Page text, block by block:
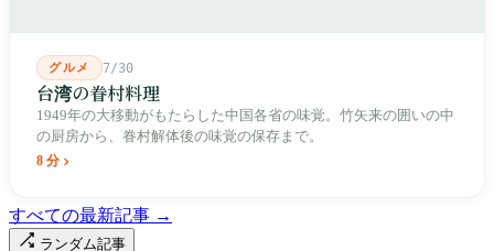
グルメ 7/30
台湾の眷村料理
1949年の大移動がもたらした中国各省の味覚。竹矢来の囲いの中
の厨房から、眷村解体後の味覚の保存まで。
8 分
すべての最新記事 →
ランダム記事